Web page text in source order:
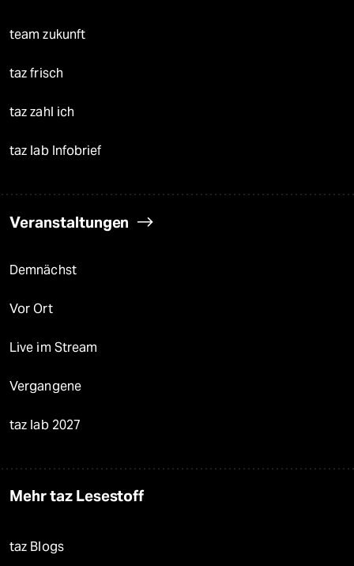
team zukunft
taz frisch
taz zahl ich
taz lab Infobrief
Veranstaltungen
Demnächst
Vor Ort
Live im Stream
Vergangene
taz lab 2027
Mehr taz Lesestoff
taz Blogs